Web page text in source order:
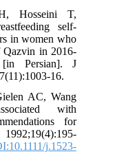
F, Hajnasiri HH,
Bajalan Z.
its associated factors in
Kosar Hospital of Qazvin
study [in
Med Sci.
P, Faden RR, Gielen
factors
duration:
Birth.
[